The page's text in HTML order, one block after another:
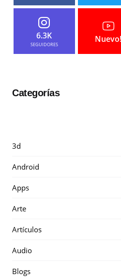
6.3K
SEGUIDORES
Nuevo!
Categorías
3d
Android
Apps
Arte
Artículos
Audio
Blogs